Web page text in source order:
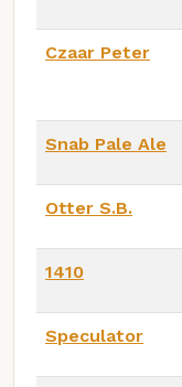
Czaar Peter
Snab Pale Ale
Otter S.B.
1410
Speculator